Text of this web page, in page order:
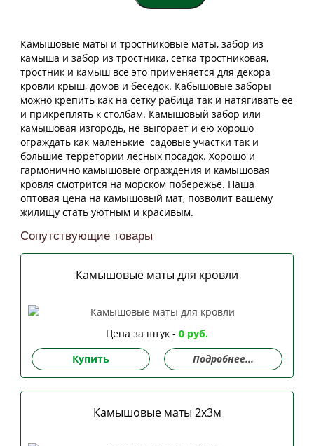
Камышовые маты и тростниковые маты, забор из
камыша и забор из тростника, сетка тростниковая,
тростник и камыш все это применяется для декора
кровли крыш, домов и беседок. Кабышовые заборы
можно крепить как на сетку рабица так и натягивать её
и прикреплять к столбам. Камышовый забор или
камышовая изгородь, не выгорает и ею хорошо
ограждать как маленькие садовые участки так и
большие терретории лесных посадок. Хорошо и
гармонично камышовые ограждения и камышовая
кровля смотрится на морском побережье. Наша
оптовая цена на камышовый мат, позволит вашему
жилищу стать уютным и красивым.
Сопутствующие товары
Камышовые маты для кровли
Цена за штук - 0 руб.
Купить
Подробнее...
Камышовые маты 2х3м